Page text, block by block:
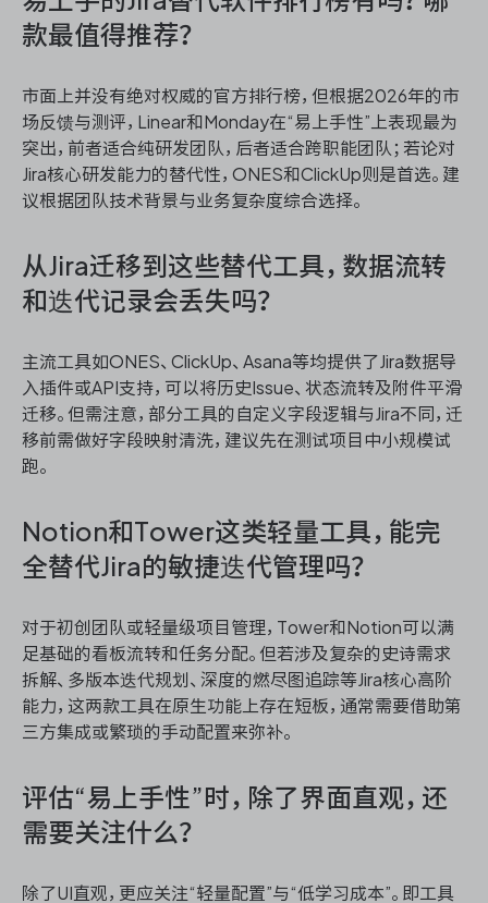
款最值得推荐？
市面上并没有绝对权威的官方排行榜，但根据2026年的市
场反馈与测评，Linear和Monday在“易上手性”上表现最为
突出，前者适合纯研发团队，后者适合跨职能团队；若论对
Jira核心研发能力的替代性，ONES和ClickUp则是首选。建
议根据团队技术背景与业务复杂度综合选择。
从Jira迁移到这些替代工具，数据流转
和迭代记录会丢失吗？
主流工具如ONES、ClickUp、Asana等均提供了Jira数据导
入插件或API支持，可以将历史Issue、状态流转及附件平滑
迁移。但需注意，部分工具的自定义字段逻辑与Jira不同，迁
移前需做好字段映射清洗，建议先在测试项目中小规模试
跑。
Notion和Tower这类轻量工具，能完
全替代Jira的敏捷迭代管理吗？
对于初创团队或轻量级项目管理，Tower和Notion可以满
足基础的看板流转和任务分配。但若涉及复杂的史诗需求
拆解、多版本迭代规划、深度的燃尽图追踪等Jira核心高阶
能力，这两款工具在原生功能上存在短板，通常需要借助第
三方集成或繁琐的手动配置来弥补。
评估“易上手性”时，除了界面直观，还
需要关注什么？
除了UI直观，更应关注“轻量配置”与“低学习成本”。即工具